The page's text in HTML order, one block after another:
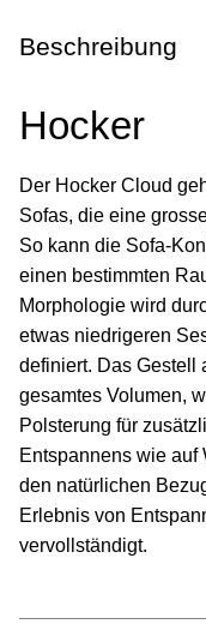
Beschreibung
Hocker
Der Hocker Cloud
Sofas, die eine
So kann die Sofa-
einen bestimmten
Morphologie wird
etwas niedrigeren
definiert. Das Gestell
gesamtes Volumen,
Polsterung für
Entspannens wie auf
den natürlichen
Erlebnis von
vervollständigt.